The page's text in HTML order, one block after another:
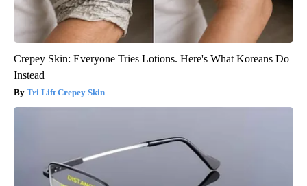
Crepey Skin: Everyone Tries Lotions. Here's What Koreans Do
Instead
Tri Lift Crepey Skin